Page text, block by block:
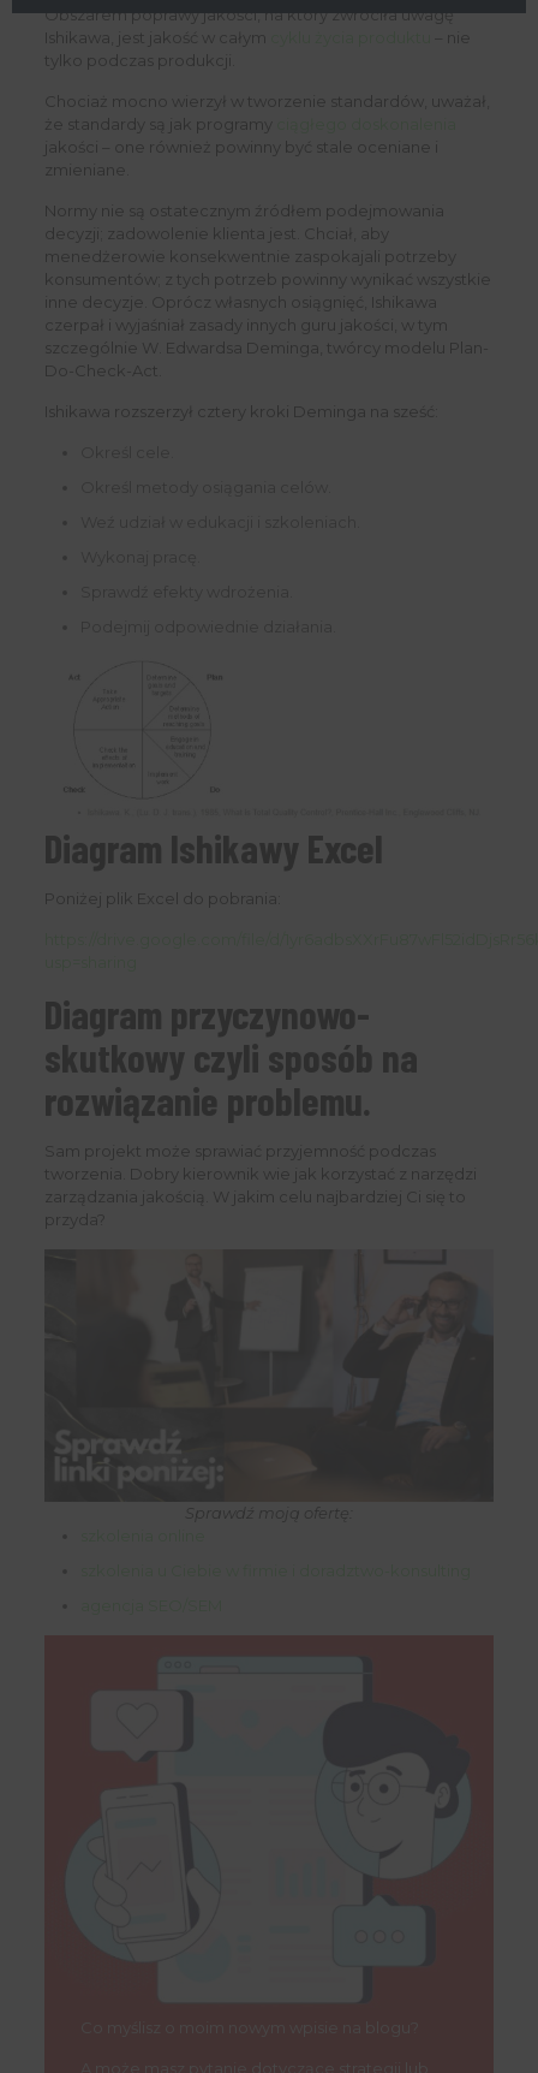
Obszarem poprawy jakości, na który zwróciła uwagę
Ishikawa, jest jakość w całym
– nie
tylko podczas produkcji.
Chociaż mocno wierzył w tworzenie standardów, uważał,
że standardy są jak programy
jakości – one również powinny być stale oceniane i
zmieniane.
Normy nie są ostatecznym źródłem podejmowania
decyzji; zadowolenie klienta jest. Chciał, aby
menedżerowie konsekwentnie zaspokajali potrzeby
konsumentów; z tych potrzeb powinny wynikać wszystkie
inne decyzje. Oprócz własnych osiągnięć, Ishikawa
czerpał i wyjaśniał zasady innych guru jakości, w tym
szczególnie W. Edwardsa Deminga, twórcy modelu Plan-
Do-Check-Act.
Ishikawa rozszerzył cztery kroki Deminga na sześć:
Diagram Ishikawy Excel
Poniżej plik Excel do pobrania:
Diagram przyczynowo-
skutkowy czyli sposób na
rozwiązanie problemu.
Sam projekt może sprawiać przyjemność podczas
tworzenia. Dobry kierownik wie jak korzystać z narzędzi
zarządzania jakością. W jakim celu najbardziej Ci się to
przyda?
Sprawdź moją ofertę: